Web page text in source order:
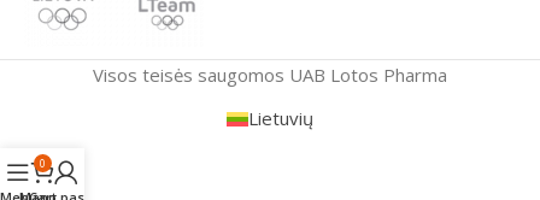
Visos teisės saugomos UAB Lotos Pharma
0
Lietuvių